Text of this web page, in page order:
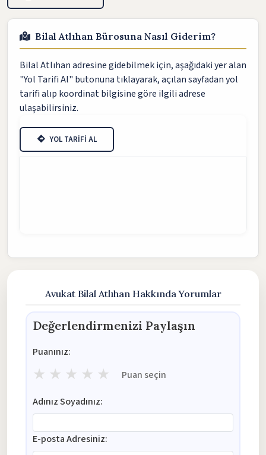
Bilal Atlıhan Bürosuna Nasıl Giderim?
Bilal Atlıhan adresine gidebilmek için, aşağıdaki yer alan
"Yol Tarifi Al" butonuna tıklayarak, açılan sayfadan yol
tarifi alıp koordinat bilgisine göre ilgili adrese
ulaşabilirsiniz.
YOL TARİFİ AL
Avukat Bilal Atlıhan Hakkında Yorumlar
Değerlendirmenizi Paylaşın
Puanınız:
★ ★ ★ ★ ★ Puan seçin
Adınız Soyadınız:
E-posta Adresiniz: